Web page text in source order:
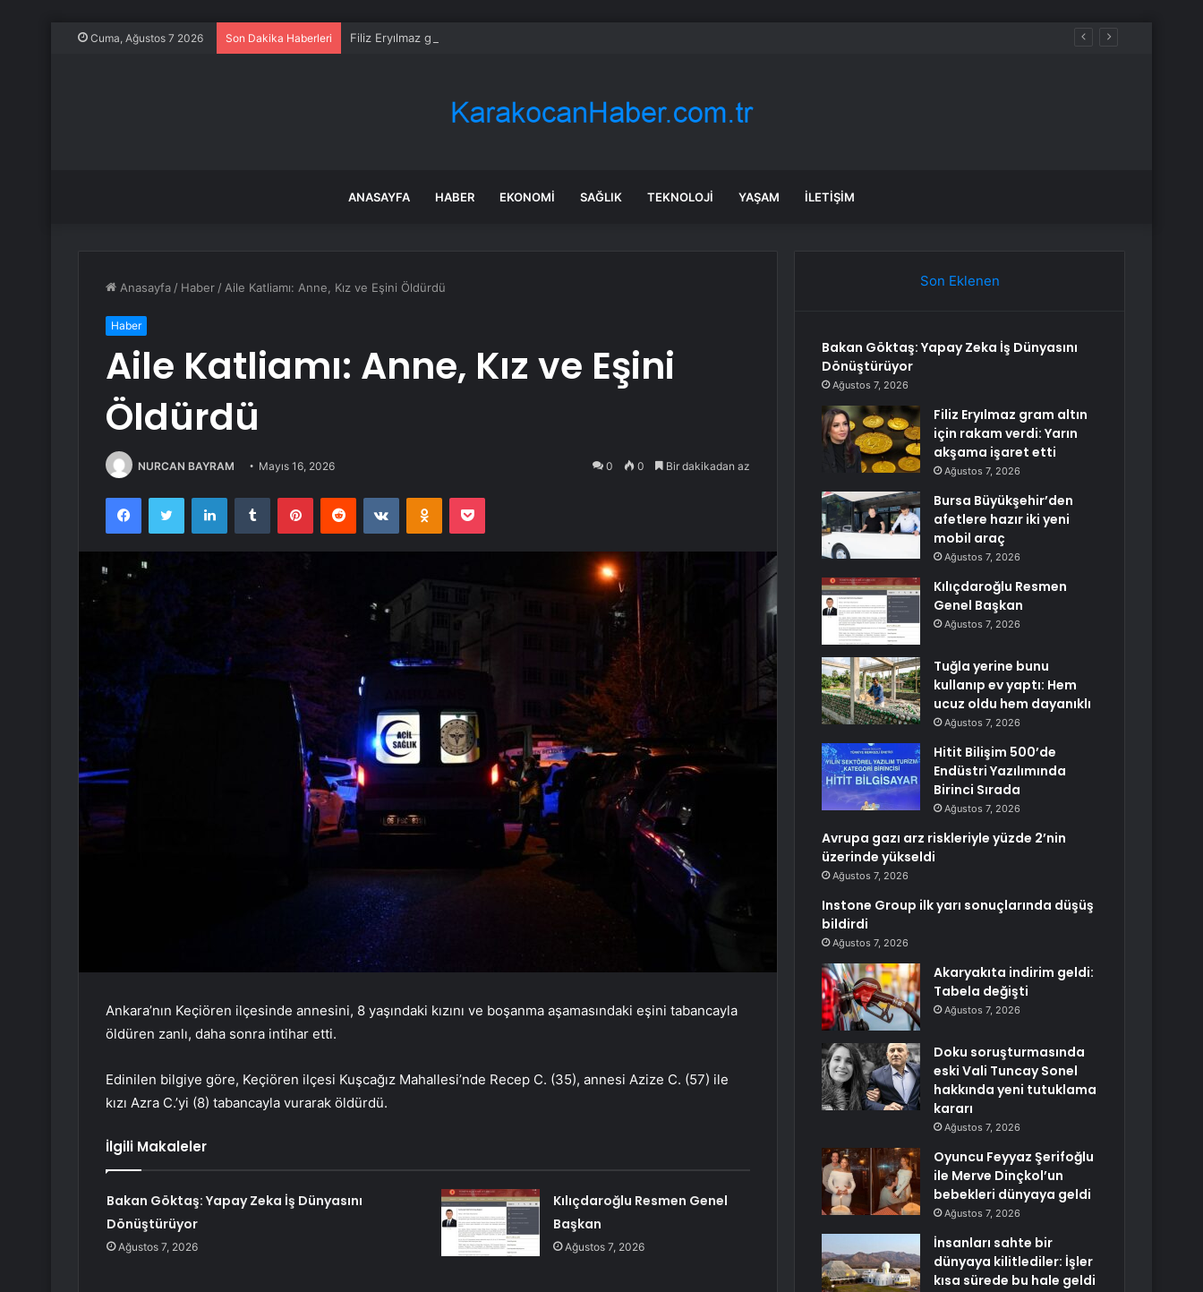
Cuma, Ağustos 7 2026 Son Dakika Haberleri Filiz Eryılmaz gram altın için rakam verdi: Yarın akşama işaret etti
ANASAYFA HABER EKONOMI SAĞLIK TEKNOLOJI YAŞAM İLETIŞIM
Anasayfa / Haber / Aile Katliamı: Anne, Kız ve Eşini Öldürdü
Haber
Aile Katliamı: Anne, Kız ve Eşini
Öldürdü
NURCAN BAYRAM Mayıs 16, 2026 0 0 Bir dakikadan az
FacebookTwitter LinkedInTumblr PinterestReddit VKontakteOdnoklassniki
Pocket
Ankara’nın Keçiören ilçesinde annesini, 8 yaşındaki kızını ve boşanma aşamasındaki eşini tabancayla
öldüren zanlı, daha sonra intihar etti.
Edinilen bilgiye göre, Keçiören ilçesi Kuşcağız Mahallesi’nde Recep C. (35), annesi Azize C. (57) ile
kızı Azra C.’yi (8) tabancayla vurarak öldürdü.
İlgili Makaleler
Bakan Göktaş: Yapay Zeka İş Dünyasını
Dönüştürüyor
Ağustos 7, 2026
Kılıçdaroğlu Resmen Genel
Başkan
Ağustos 7, 2026
Son Eklenen
Bakan Göktaş: Yapay Zeka İş Dünyasını
Dönüştürüyor
Ağustos 7, 2026
Filiz Eryılmaz gram altın
için rakam verdi: Yarın
akşama işaret etti
Ağustos 7, 2026
Bursa Büyükşehir’den
afetlere hazır iki yeni
mobil araç
Ağustos 7, 2026
Kılıçdaroğlu Resmen
Genel Başkan
Ağustos 7, 2026
Tuğla yerine bunu
kullanıp ev yaptı: Hem
ucuz oldu hem dayanıklı
Ağustos 7, 2026
Hitit Bilişim 500’de
Endüstri Yazılımında
Birinci Sırada
Ağustos 7, 2026
Avrupa gazı arz riskleriyle yüzde 2’nin
üzerinde yükseldi
Ağustos 7, 2026
Instone Group ilk yarı sonuçlarında düşüş
bildirdi
Ağustos 7, 2026
Akaryakıta indirim geldi:
Tabela değişti
Ağustos 7, 2026
Doku soruşturmasında
eski Vali Tuncay Sonel
hakkında yeni tutuklama
kararı
Ağustos 7, 2026
Oyuncu Feyyaz Şerifoğlu
ile Merve Dinçkol’un
bebekleri dünyaya geldi
Ağustos 7, 2026
İnsanları sahte bir
dünyaya kilitlediler: İşler
kısa sürede bu hale geldi